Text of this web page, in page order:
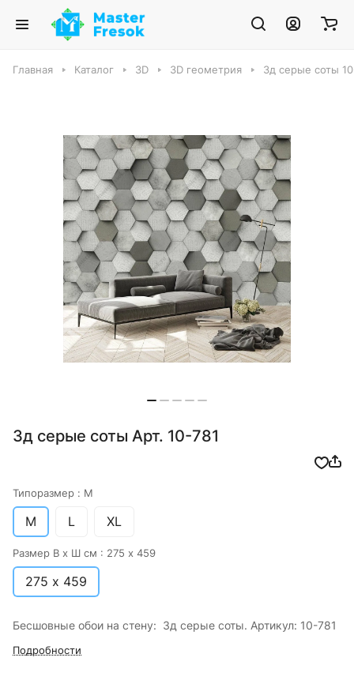
Главная Каталог 3D 3D геометрия 3д серые соты
3д серые соты Арт. 10-781
Типоразмер : M
M L XL
Размер В х Ш см : 275 х 459
275 х 459
Бесшовные обои на стену: 3д серые соты. Артикул: 10-781
Подробности